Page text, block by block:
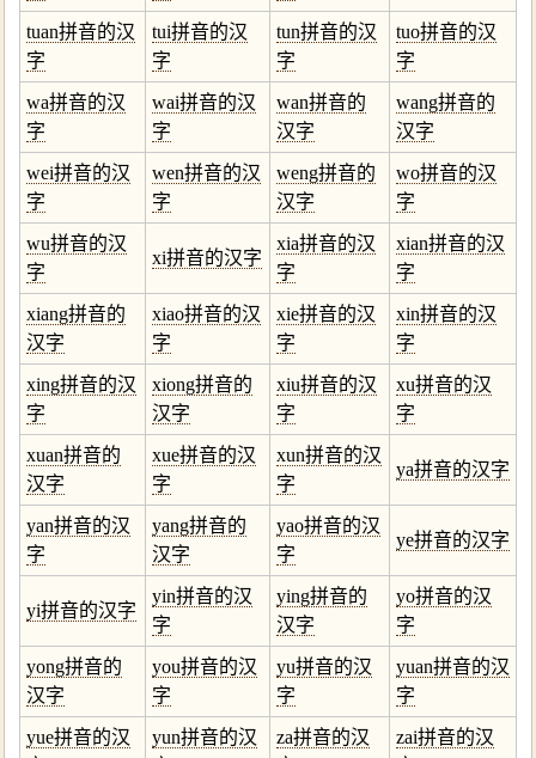
tuan拼音的汉
字
tui拼音的汉
字
tun拼音的汉
字
tuo拼音的汉
字
wa拼音的汉
字
wai拼音的汉
字
wan拼音的
汉字
wang拼音的
汉字
wei拼音的汉
字
wen拼音的汉
字
weng拼音的
汉字
wo拼音的汉
字
wu拼音的汉
字
xi拼音的汉字
xia拼音的汉
字
xian拼音的汉
字
xiang拼音的
汉字
xiao拼音的汉
字
xie拼音的汉
字
xin拼音的汉
字
xing拼音的汉
字
xiong拼音的
汉字
xiu拼音的汉
字
xu拼音的汉
字
xuan拼音的
汉字
xue拼音的汉
字
xun拼音的汉
字
ya拼音的汉字
yan拼音的汉
字
yang拼音的
汉字
yao拼音的汉
字
ye拼音的汉字
yi拼音的汉字
yin拼音的汉
字
ying拼音的
汉字
yo拼音的汉
字
yong拼音的
汉字
you拼音的汉
字
yu拼音的汉
字
yuan拼音的汉
字
yue拼音的汉
yun拼音的汉
za拼音的汉
zai拼音的汉